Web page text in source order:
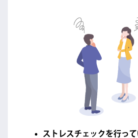
ストレスチェックを行っ